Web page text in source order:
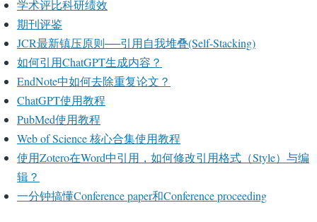
学术评比科研绩效
期刊评鉴
JCR最新镇压原则──引用自我堆叠(Self-Stacking)
如何引用ChatGPT生成内容？
EndNote中如何去除重复论文？
ChatGPT使用教程
PubMed使用教程
Web of Science 核心合集使用教程
使用Zotero在Word中引用，如何修改引用格式（Style）与编
辑？
一分钟搞懂Conference paper和Conference proceeding